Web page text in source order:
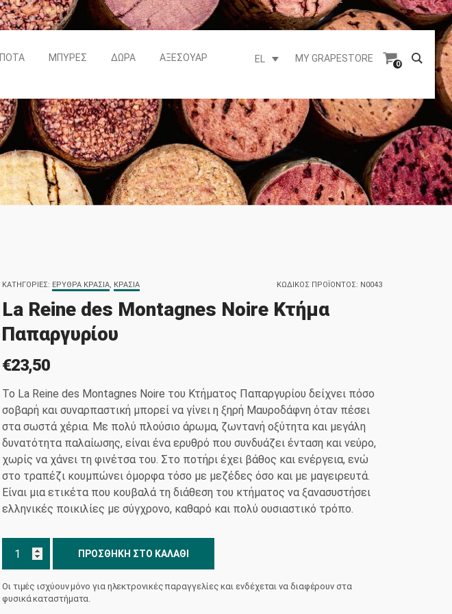
ΠΟΤΆ ΜΠΎΡΕΣ ΔΏΡΑ ΑΞΕΣΟΥΆΡ EL MY GRAPESTORE
0
ΚΩΔΙΚΌΣ ΠΡΟΪΌΝΤΟΣ: N0043
ΚΑΤΗΓΟΡΊΕΣ: ΕΡΥΘΡΆ ΚΡΑΣΙΆ, ΚΡΑΣΙΆ
La Reine des Montagnes Noire Κτήμα
Παπαργυρίου
€23,50
Το La Reine des Montagnes Noire του Κτήματος Παπαργυρίου δείχνει πόσο
σοβαρή και συναρπαστική μπορεί να γίνει η ξηρή Μαυροδάφνη όταν πέσει
στα σωστά χέρια. Με πολύ πλούσιο άρωμα, ζωντανή οξύτητα και μεγάλη
δυνατότητα παλαίωσης, είναι ένα ερυθρό που συνδυάζει ένταση και νεύρο,
χωρίς να χάνει τη φινέτσα του. Στο ποτήρι έχει βάθος και ενέργεια, ενώ
στο τραπέζι κουμπώνει όμορφα τόσο με μεζέδες όσο και με μαγειρευτά.
Είναι μια ετικέτα που κουβαλά τη διάθεση του κτήματος να ξανασυστήσει
ελληνικές ποικιλίες με σύγχρονο, καθαρό και πολύ ουσιαστικό τρόπο.
Reine
Montagnes
ΠΡΟΣΘΉΚΗ ΣΤΟ ΚΑΛΆΘΙ
Οι τιμές ισχύουν μόνο για ηλεκτρονικές παραγγελίες και ενδέχεται να διαφέρουν στα
φυσικά καταστήματα.